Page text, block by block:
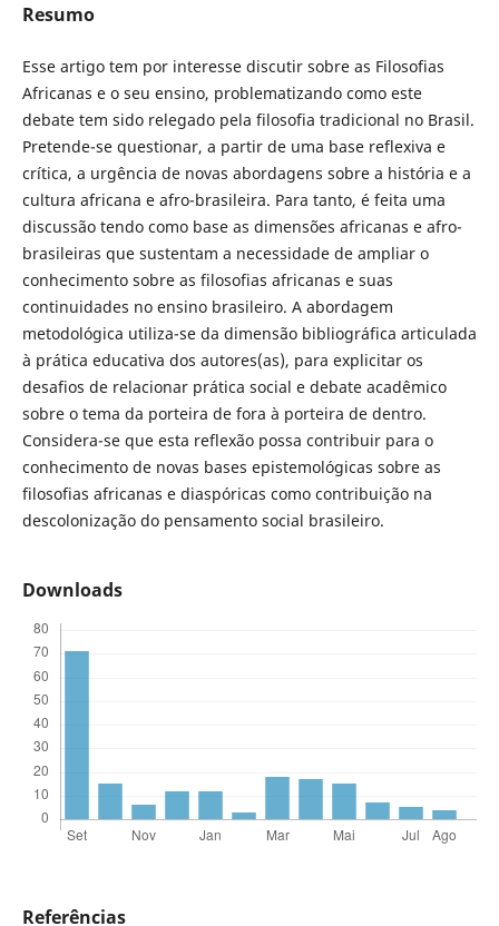
Resumo
Esse artigo tem por interesse discutir sobre as Filosofias
Africanas e o seu ensino, problematizando como este
debate tem sido relegado pela filosofia tradicional no Brasil.
Pretende-se questionar, a partir de uma base reflexiva e
crítica, a urgência de novas abordagens sobre a história e a
cultura africana e afro-brasileira. Para tanto, é feita uma
discussão tendo como base as dimensões africanas e afro-
brasileiras que sustentam a necessidade de ampliar o
conhecimento sobre as filosofias africanas e suas
continuidades no ensino brasileiro. A abordagem
metodológica utiliza-se da dimensão bibliográfica articulada
à prática educativa dos autores(as), para explicitar os
desafios de relacionar prática social e debate acadêmico
sobre o tema da porteira de fora à porteira de dentro.
Considera-se que esta reflexão possa contribuir para o
conhecimento de novas bases epistemológicas sobre as
filosofias africanas e diaspóricas como contribuição na
descolonização do pensamento social brasileiro.
Downloads
Referências